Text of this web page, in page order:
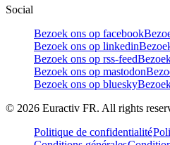
Social
Bezoek ons op facebook
Bezoek ons op linkedin
Bezoek ons op rss-feed
Bezoek ons op mastodon
Bezoek ons op bluesky
© 2026 Euractiv FR. All rights
Politique de confidentialité